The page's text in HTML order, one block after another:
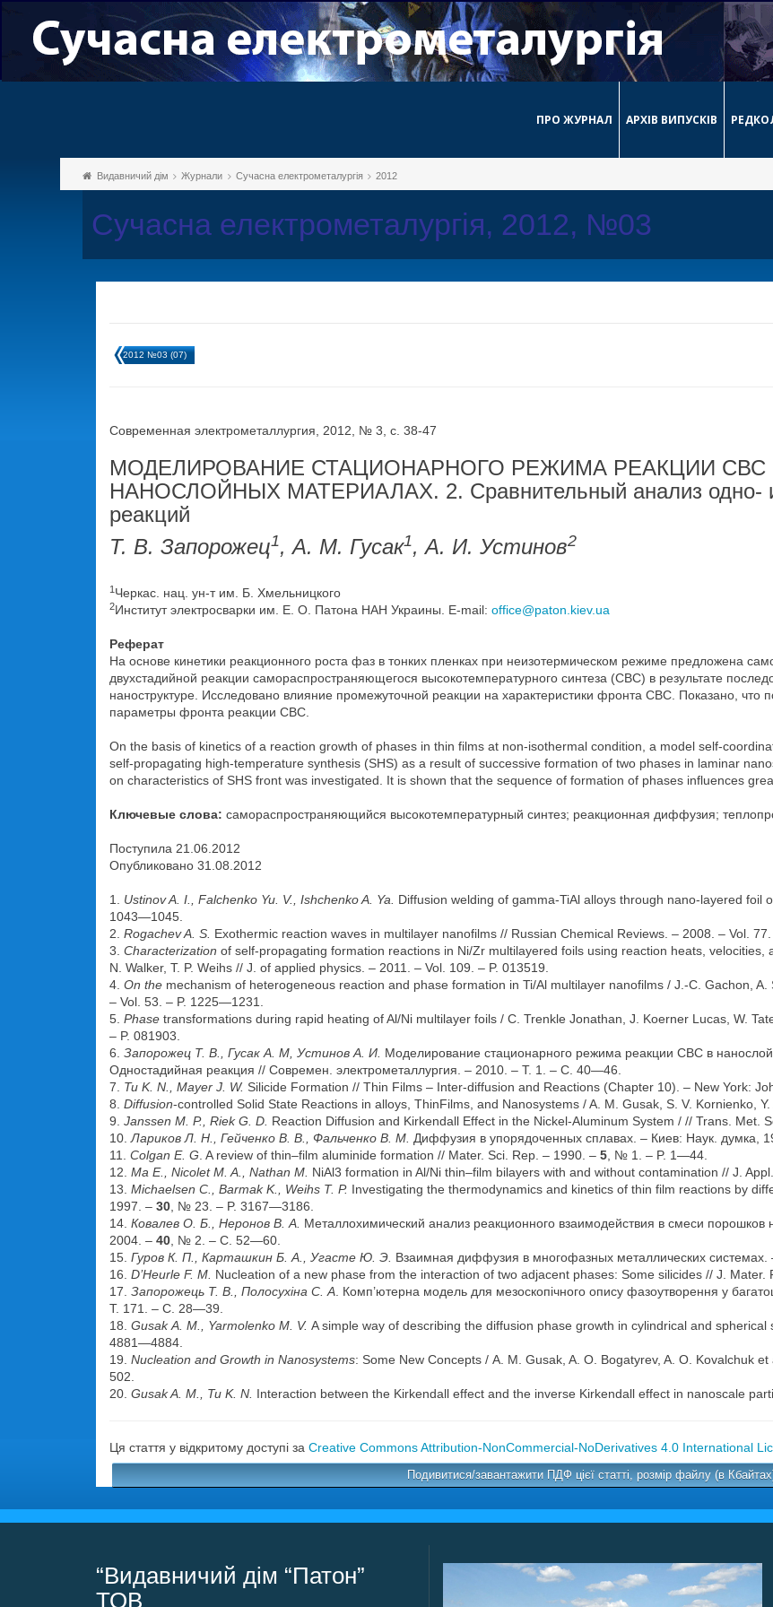
ПРО ЖУРНАЛ АРХІВ ВИПУСКІВ
Видавничий дім Журнали Сучасна електрометалургія 2012
Сучасна електрометалургія, 2012, №03
2012 №03 (07)
Современная электрометаллургия, 2012, № 3, c. 38-47
МОДЕЛИРОВАНИЕ СТАЦИОНАРНОГО РЕЖИМА РЕАКЦИИ СВС
НАНОСЛОЙНЫХ МАТЕРИАЛАХ. 2. Сравнительный анализ одно- и
реакций
Т. В. Запорожец1, А. М. Гусак1, А. И. Устинов2
1 Черкас. нац. ун-т им. Б. Хмельницкого
2Институт электросварки им. Е. О. Патона НАН Украины. E-mail: office@paton.kiev.ua
Реферат
На основе кинетики реакционного роста фаз в тонких пленках при неизотермическом режиме предложена
двухстадийной реакции самораспространяющегося высокотемпературного синтеза (СВС) в результате
наноструктуре. Исследовано влияние промежуточной реакции на характеристики фронта СВС. Показано, что
параметры фронта реакции СВС.
On the basis of kinetics of a reaction growth of phases in thin films at non-isothermal condition, a model self-
self-propagating high-temperature synthesis (SHS) as a result of successive formation of two phases in laminar
on characteristics of SHS front was investigated. It is shown that the sequence of formation of phases influences
Ключевые слова: самораспространяющийся высокотемпературный синтез; реакционная диффузия;
Поступила 21.06.2012
Опубликовано 31.08.2012
1. Ustinov A. I., Falchenko Yu. V., Ishchenko A. Ya. Diffusion welding of gamma-TiAl alloys through nano-layered foil
1043—1045.
2. Rogachev A. S. Exothermic reaction waves in multilayer nanofilms // Russian Chemical Reviews. – 2008. – Vol.
3. Characterization of self-propagating formation reactions in Ni/Zr multilayered foils using reaction heats,
N. Walker, T. P. Weihs // J. of applied physics. – 2011. – Vol. 109. – P. 013519.
4. On the mechanism of heterogeneous reaction and phase formation in Ti/Al multilayer nanofilms / J.-C. Gachon,
– Vol. 53. – P. 1225—1231.
5. Phase transformations during rapid heating of Al/Ni multilayer foils / C. Trenkle Jonathan, J. Koerner Lucas, W.
– P. 081903.
6. Запорожец Т. В., Гусак А. М, Устинов А. И. Моделирование стационарного режима реакции СВС в
Одностадийная реакция // Современ. электрометаллургия. – 2010. – Т. 1. – С. 40—46.
7. Tu K. N., Mayer J. W. Silicide Formation // Thin Films – Inter-diffusion and Reactions (Chapter 10). – New York:
8. Diffusion-controlled Solid State Reactions in alloys, ThinFilms, and Nanosystems / A. M. Gusak, S. V. Kornienko,
9. Janssen M. P., Riek G. D. Reaction Diffusion and Kirkendall Effect in the Nickel-Aluminum System / // Trans. Met.
10. Лариков Л. Н., Гейченко В. В., Фальченко В. М. Диффузия в упорядоченных сплавах. – Киев: Наук. думка,
11. Colgan E. G . A review of thin–film aluminide formation // Mater. Sci. Rep. – 1990. – 5 , № 1. – P. 1—44.
12. Ma E., Nicolet M. A., Nathan M. NiAl3 formation in Al/Ni thin–film bilayers with and without contamination // J.
13. Michaelsen C., Barmak K., Weihs T. P. Investigating the thermodynamics and kinetics of thin film reactions by
1997. – 30 , № 23. – P. 3167—3186.
14. Ковалев О. Б., Неронов В. А. Металлохимический анализ реакционного взаимодействия в смеси
2004. – 40 , № 2. – С. 52—60.
15. Гуров К. П., Карташкин Б. А., Угасте Ю. Э. Взаимная диффузия в многофазных металлических системах.
16. D’Heurle F. M. Nucleation of a new phase from the interaction of two adjacent phases: Some silicides // J. Mater.
17. Запорожець Т. В., Полосухіна С. А . Комп’ютерна модель для мезоскопічного опису фазоутворення у
Т. 171. – С. 28—39.
18. Gusak А. M., Yarmolenko M. V. A simple way of describing the diffusion phase growth in cylindrical and
4881—4884.
19. Nucleation and Growth in Nanosystems: Some New Concepts / А. M. Gusak, A. O. Bogatyrev, A. O. Kovalchuk
502.
20. Gusak A. M., Tu K. N. Interaction between the Kirkendall effect and the inverse Kirkendall effect in nanoscale
Ця стаття у відкритому доступі за Creative Commons Attribution-NonCommercial-NoDerivatives 4.0 International
Подивитися/завантажити ПДФ цієї статті, розмір файлу (в
“Видавничий дім “Патон”
ТОВ